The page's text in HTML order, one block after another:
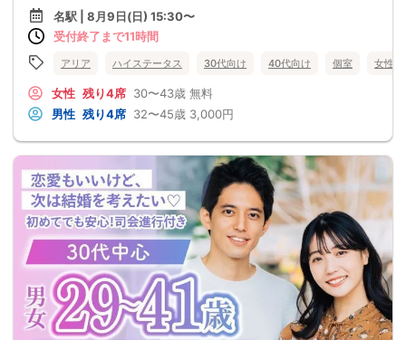
名駅 | 8月9日(日) 15:30〜
受付終了まで11時間
アリア ハイステータス 30代向け 40代向け 個室 女性
女性 残り4席 30〜43歳 無料
男性 残り4席 32〜45歳 3,000円